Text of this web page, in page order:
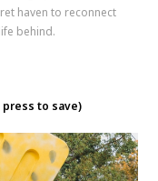
haven to reconnect
behind.
press to save)